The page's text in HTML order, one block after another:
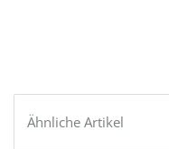
Ähnliche Artikel